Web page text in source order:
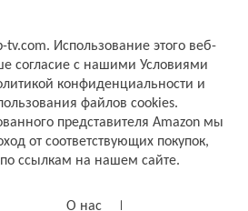
Использование этого веб-
согласие с нашими Условиями
конфиденциальности и
файлов cookies.
представителя Amazon мы
от соответствующих покупок,
ссылкам на нашем сайте.
О нас